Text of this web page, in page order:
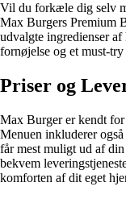
Vil du forkæle dig selv
Max Burgers Premium
udvalgte ingredienser
fornøjelse og et must-
Priser og
Max Burger er kendt
Menuen inkluderer
får mest muligt ud af
bekvem
komforten af dit eget